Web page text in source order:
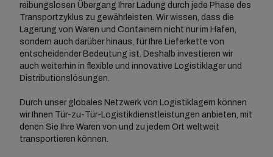
reibungslosen Übergang Ihrer Ladung durch jede Phase des
Transportzyklus zu gewährleisten. Wir wissen, dass die
Lagerung von Waren und Containern nicht nur im Hafen,
sondern auch darüber hinaus, für Ihre Lieferkette von
entscheidender Bedeutung ist. Deshalb investieren wir
auch weiterhin in flexible und innovative Logistiklager und
Distributionslösungen.
Durch unser globales Netzwerk von Logistiklagern können
wir Ihnen Tür-zu-Tür-Logistikdienstleistungen anbieten, mit
denen Sie Ihre Waren von und zu jedem Ort weltweit
transportieren können.